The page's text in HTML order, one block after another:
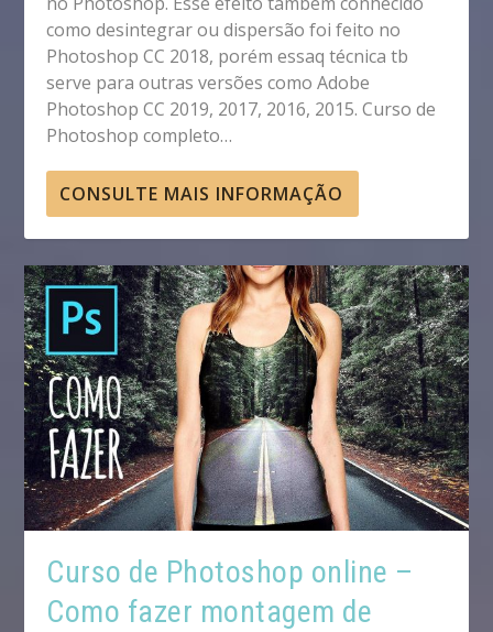
como desintegrar ou dispersão foi feito no
Photoshop CC 2018, porém essaq técnica tb
serve para outras versões como Adobe
Photoshop CC 2019, 2017, 2016, 2015. Curso de
Photoshop completo…
CONSULTE MAIS INFORMAÇÃO
Curso de Photoshop online –
Como fazer montagem de